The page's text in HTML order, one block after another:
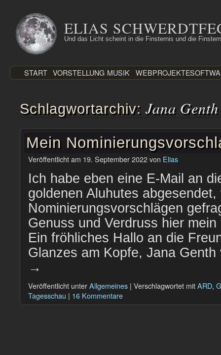
Inhalt
springen
ELIAS
Und das Licht scheint in die Finsternis und die
START VORSTELLUNG MUSIK WEBPROJEKTE
Schlagwortarchiv: Jana Genth
Mein
Veröffentlicht am 19. September 2022von Elias
Ich habe eben eine E-Mail an
goldenen Aluhutes
Nominierungsvorschlägen
Genuss und Verdruss hier
Ein fröhliches Hallo an die
Glanzes am Kopfe, Jana
→
Veröffentlicht unterAllgemeines | Verschlagwortet mitARD,
Tagesschau | 16 Kommentare